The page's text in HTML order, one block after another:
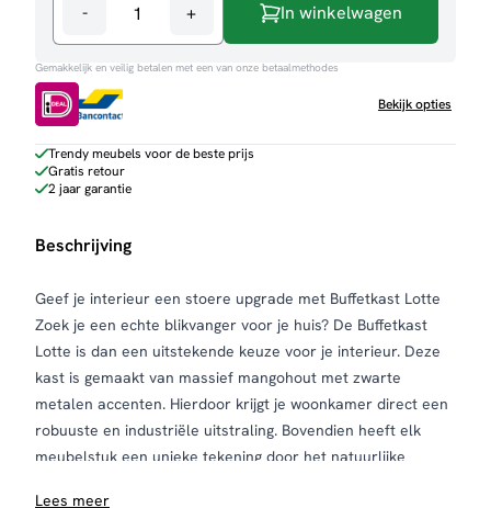
-
Buffetkast
Lotte
aantal
+ In winkelwagen
Gemakkelijk en veilig betalen met een van onze betaalmethodes
Bekijk opties
Trendy meubels voor de beste prijs
Gratis retour
2 jaar garantie
Beschrijving
Geef je interieur een stoere upgrade met Buffetkast Lotte
Zoek je een echte blikvanger voor je huis? De Buffetkast
Lotte is dan een uitstekende keuze voor je interieur. Deze
kast is gemaakt van massief mangohout met zwarte
metalen accenten. Hierdoor krijgt je woonkamer direct een
robuuste en industriële uitstraling. Bovendien heeft elk
meubelstuk een unieke tekening door het natuurlijke
Lees meer